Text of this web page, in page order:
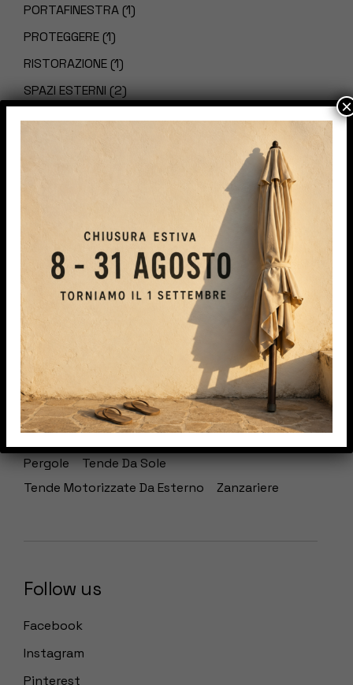
PORTAFINESTRA (1)
PROTEGGERE (1)
RISTORAZIONE (1)
SPAZI ESTERNI(2)
SPAZIO ESTERNO(2)
(1)
TIPOLOGIE
(1)
VALORIZZARE(1)
ZANZARIERA(3)
Tags
Pergole
Tende Da Sole
Tende Motorizzate Da Esterno
Zanzariere
Follow us
Facebook
Instagram
Pinterest
×